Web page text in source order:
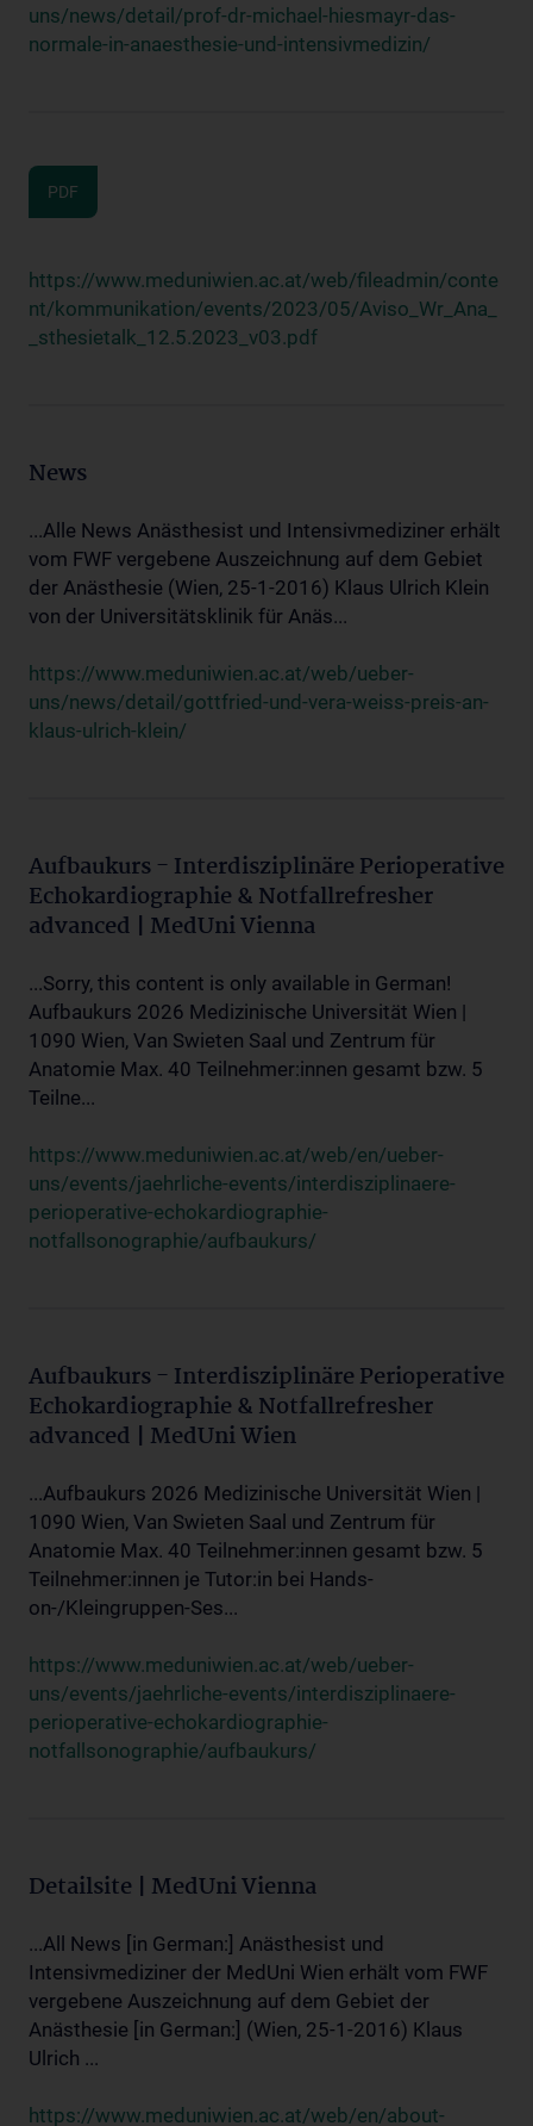
uns/news/detail/prof-dr-michael-hiesmayr-das-
normale-in-anaesthesie-und-intensivmedizin/
PDF
https://www.meduniwien.ac.at/web/fileadmin/conte
nt/kommunikation/events/2023/05/Aviso_Wr_Ana_
_sthesietalk_12.5.2023_v03.pdf
News
...Alle News Anästhesist und Intensivmediziner erhält
vom FWF vergebene Auszeichnung auf dem Gebiet
der Anästhesie (Wien, 25-1-2016) Klaus Ulrich Klein
von der Universitätsklinik für Anäs...
https://www.meduniwien.ac.at/web/ueber-
uns/news/detail/gottfried-und-vera-weiss-preis-an-
klaus-ulrich-klein/
Aufbaukurs - Interdisziplinäre Perioperative
Echokardiographie & Notfallrefresher
advanced | MedUni Vienna
...Sorry, this content is only available in German!
Aufbaukurs 2026 Medizinische Universität Wien |
1090 Wien, Van Swieten Saal und Zentrum für
Anatomie Max. 40 Teilnehmer:innen gesamt bzw. 5
Teilne...
https://www.meduniwien.ac.at/web/en/ueber-
uns/events/jaehrliche-events/interdisziplinaere-
perioperative-echokardiographie-
notfallsonographie/aufbaukurs/
Aufbaukurs - Interdisziplinäre Perioperative
Echokardiographie & Notfallrefresher
advanced | MedUni Wien
...Aufbaukurs 2026 Medizinische Universität Wien |
1090 Wien, Van Swieten Saal und Zentrum für
Anatomie Max. 40 Teilnehmer:innen gesamt bzw. 5
Teilnehmer:innen je Tutor:in bei Hands-
on-/Kleingruppen-Ses...
https://www.meduniwien.ac.at/web/ueber-
uns/events/jaehrliche-events/interdisziplinaere-
perioperative-echokardiographie-
notfallsonographie/aufbaukurs/
Detailsite | MedUni Vienna
...All News [in German:] Anästhesist und
Intensivmediziner der MedUni Wien erhält vom FWF
vergebene Auszeichnung auf dem Gebiet der
Anästhesie [in German:] (Wien, 25-1-2016) Klaus
Ulrich ...
https://www.meduniwien.ac.at/web/en/about-